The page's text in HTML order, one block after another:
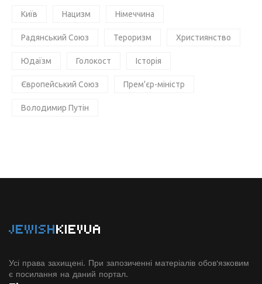
Київ Нацизм Німеччина
Радянський Союз Тероризм Християнство
Юдаїзм Голокост Історія
Європейський Союз Прем'єр-міністр
Володимир Путін
JEWISHKIEVUA
Усі права захищені. При запозиченні матеріалів обов'язковим
є посилання на даний портал.